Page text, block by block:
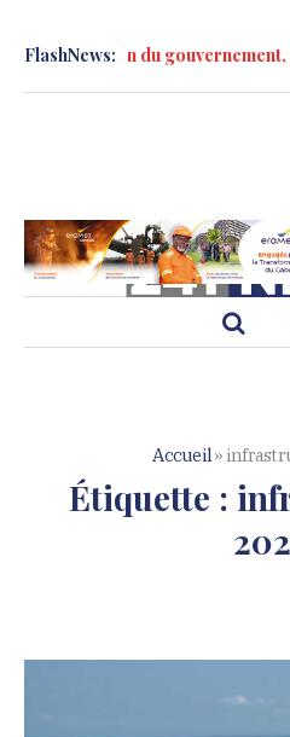
FlashNews:du gouvernement, cap
Accueil»
Étiquette :